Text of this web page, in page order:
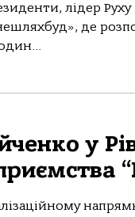
лідер
де
у